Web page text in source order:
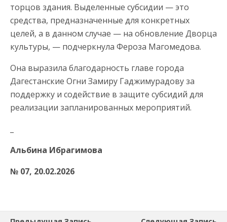
торцов здания. Выделенные субсидии — это
средства, предназначенные для конкретных
целей, а в данном случае — на обновление Дворца
культуры, — подчеркнула Фероза Магомедова.
Она выразила благодарность главе города
Дагестанские Огни Замиру Гаджимурадову за
поддержку и содействие в защите субсидий для
реализации запланированных мероприятий.
Альбина Ибрагимова
№ 07, 20.02.2026